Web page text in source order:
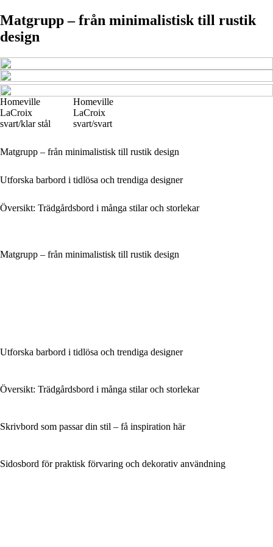
Matgrupp – från minimalistisk till rustik
design
Homeville
LaCroix
svart/klar stål
Homeville
LaCroix
svart/svart
Matgrupp – från minimalistisk till rustik design
Utforska barbord i tidlösa och trendiga designer
Översikt: Trädgårdsbord i många stilar och storlekar
Matgrupp – från minimalistisk till rustik design
Utforska barbord i tidlösa och trendiga designer
Översikt: Trädgårdsbord i många stilar och storlekar
Skrivbord som passar din stil – få inspiration här
Sidosbord för praktisk förvaring och dekorativ användning